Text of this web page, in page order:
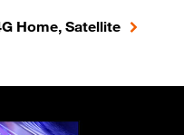
Home, Satellite